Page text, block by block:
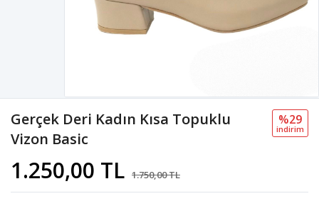
Gerçek Deri Kadın Kısa Topuklu
Vizon Basic
1.250,00 TL 1.750,00 TL
%29
i̇ndi̇ri̇m